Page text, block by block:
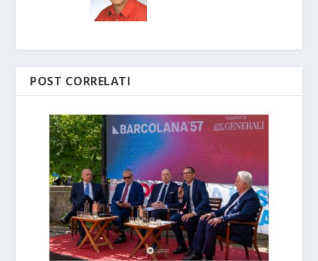
POST CORRELATI